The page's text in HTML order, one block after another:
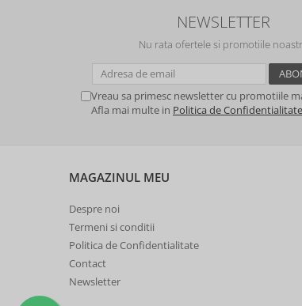
NEWSLETTER
Nu rata ofertele si promotiile
Vreau sa primesc newsletter cu promotiile
Afla mai multe in Politica de Confidentialitate
MAGAZINUL MEU
Despre noi
Termeni si conditii
Politica de Confidentialitate
Contact
Newsletter